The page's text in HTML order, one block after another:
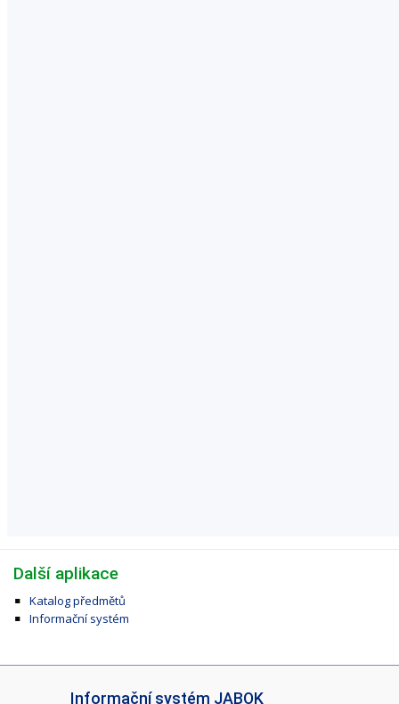
Další aplikace
Katalog předmětů
Informační systém
Informační systém JABOK